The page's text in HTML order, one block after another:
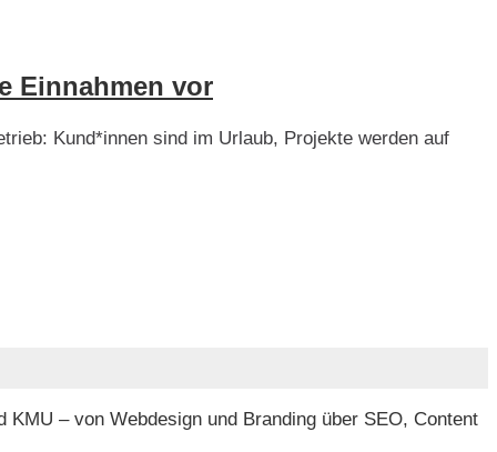
Einnahmen vor
Kund*innen sind im Urlaub, Projekte werden auf
– von Webdesign und Branding über SEO, Content